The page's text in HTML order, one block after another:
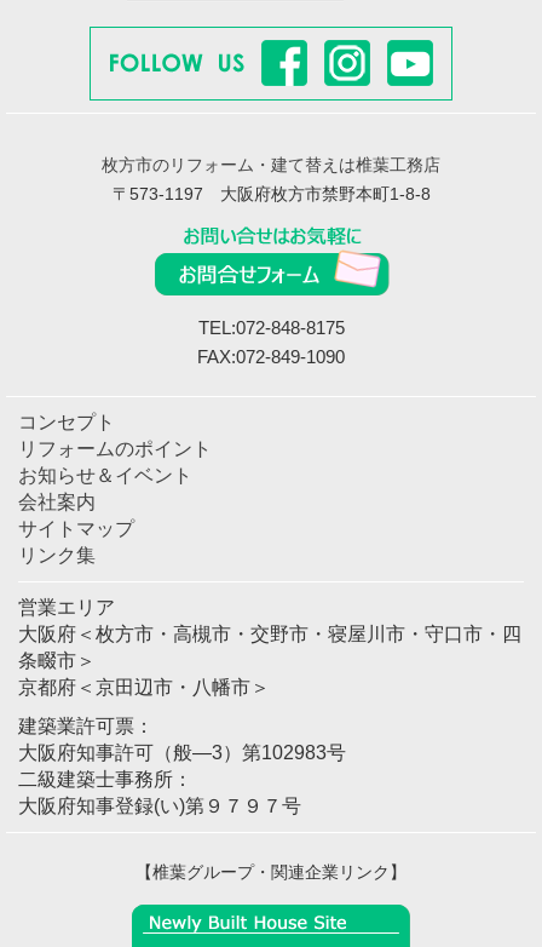
枚方市のリフォーム・建て替えは椎葉工務店
〒573-1197 大阪府枚方市禁野本町1-8-8
TEL:072-848-8175
FAX:072-849-1090
コンセプト
リフォームのポイント
お知らせ＆イベント
会社案内
サイトマップ
リンク集
営業エリア
大阪府＜枚方市・高槻市・交野市・寝屋川市・守口市・四
条畷市＞
京都府＜京田辺市・八幡市＞
建築業許可票：
大阪府知事許可（般―3）第102983号
二級建築士事務所：
大阪府知事登録(い)第９７９７号
【椎葉グループ・関連企業リンク】